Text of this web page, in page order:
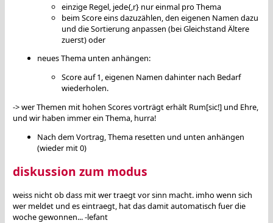
einzige Regel, jede{,r} nur einmal pro Thema
beim Score eins dazuzählen, den eigenen Namen dazu
und die Sortierung anpassen (bei Gleichstand Ältere
zuerst) oder
neues Thema unten anhängen:
Score auf 1, eigenen Namen dahinter nach Bedarf
wiederholen.
-> wer Themen mit hohen Scores vorträgt erhält Rum[sic!] und Ehre,
und wir haben immer ein Thema, hurra!
Nach dem Vortrag, Thema resetten und unten anhängen
(wieder mit 0)
diskussion zum modus
weiss nicht ob dass mit wer traegt vor sinn macht. imho wenn sich
wer meldet und es eintraegt, hat das damit automatisch fuer die
woche gewonnen... -lefant